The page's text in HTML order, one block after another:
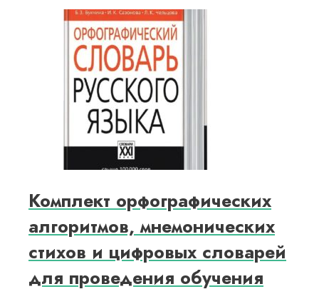
Комплект орфографических
алгоритмов, мнемонических
стихов и цифровых словарей
для проведения обучения